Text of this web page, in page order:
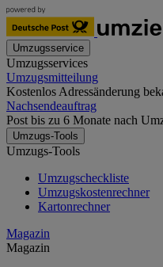
Umzugsservice
Umzugsservices
Umzugsmitteilung
Kostenlos Adressänderung
Nachsendeauftrag
Post bis zu 6 Monate nach
Umzugs-Tools
Umzugs-Tools
Umzugscheckliste
Umzugskostenrechner
Kartonrechner
Magazin
Magazin